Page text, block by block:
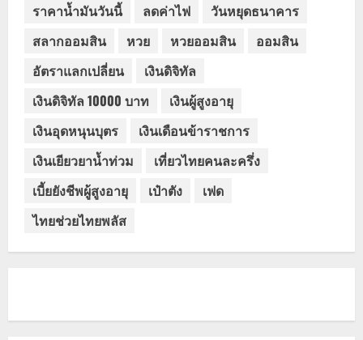
ราคาน้ำมันวันนี้
ลดค่าไฟ
วันหยุดธนาคาร
สลากออมสิน
หวย หวยออมสิน
ออมสิน
อัตราแลกเปลี่ยน
เงินดิจิทัล
เงินดิจิทัล 10000 บาท
เงินผู้สูงอายุ
เงินอุดหนุนบุตร
เงินเดือนข้าราชการ
เงินเยียวยาน้ำท่วม
เที่ยวไทยคนละครึ่ง
เบี้ยยังชีพผู้สูงอายุ
เป๋าตัง
เฟด
ไทยช่วยไทยพลัส